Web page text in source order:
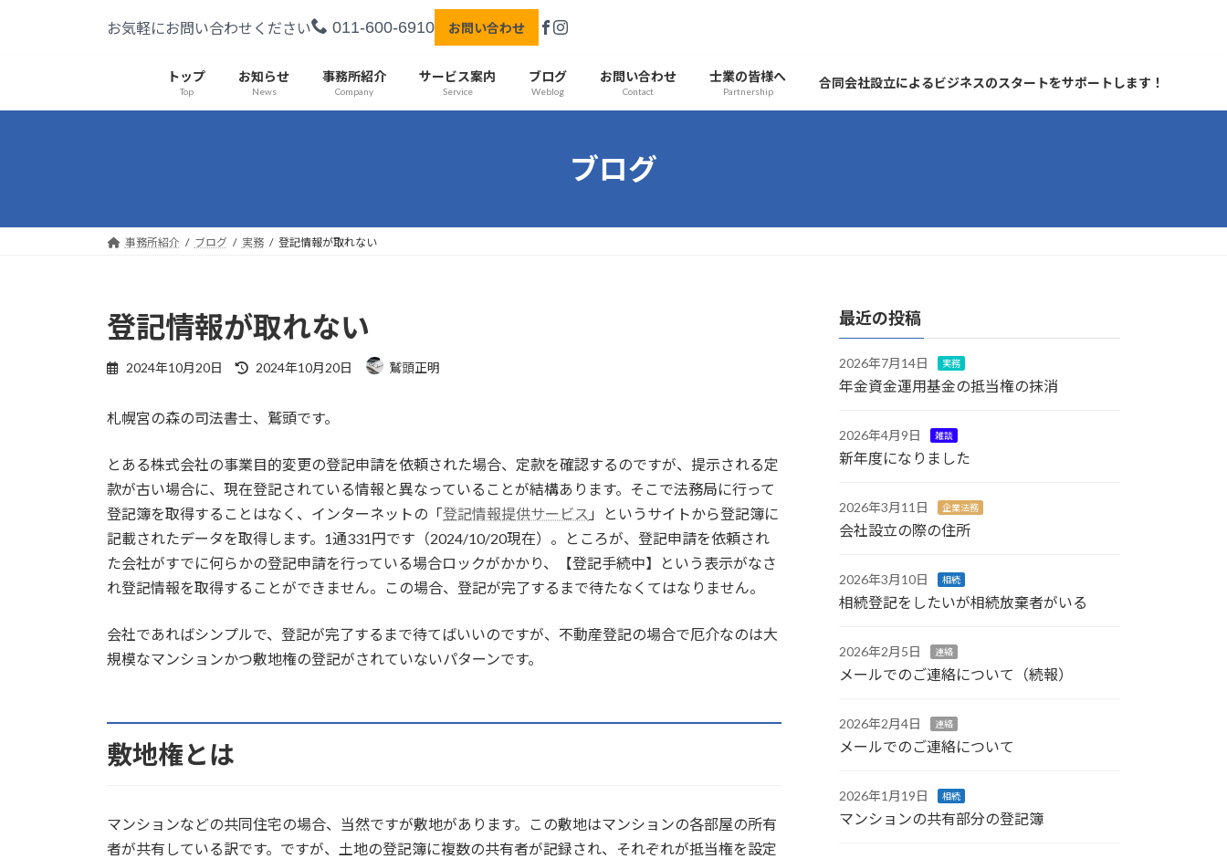
お気軽にお問い合わせください 011-600-6910 お問い合わせ
トップ
Top
お知らせ
News
事務所紹介
Company
サービス案内
Service
ブログ
Weblog
お問い合わせ
Contact
士業の皆様へ
Partnership
合同会社設立によるビジネスのスタートをサポートします！
ブログ
事務所紹介 ブログ 実務 登記情報が取れない
登記情報が取れない
2024年10月20日
最
新
:
2024年10月20日 鷲頭正明
札幌宮の森の司法書士、鷲頭です。
とある株式会社の事業目的変更の登記申請を依頼された場合、定款を確認するのですが、提示される定
款が古い場合に、現在登記されている情報と異なっていることが結構あります。そこで法務局に行って
登記簿を取得することはなく、インターネットの「登記情報提供サービス 」というサイトから登記簿に
記載されたデータを取得します。1通331円です（2024/10/20現在）。ところが、登記申請を依頼され
た会社がすでに何らかの登記申請を行っている場合ロックがかかり、【登記手続中】という表示がなさ
れ登記情報を取得することができません。この場合、登記が完了するまで待たなくてはなりません。
会社であればシンプルで、登記が完了するまで待てばいいのですが、不動産登記の場合で厄介なのは大
規模なマンションかつ敷地権の登記がされていないパターンです。
敷地権とは
マンションなどの共同住宅の場合、当然ですが敷地があります。この敷地はマンションの各部屋の所有
者が共有している訳です。ですが、土地の登記簿に複数の共有者が記録され、それぞれが抵当権を設定
最近の投稿
2026年7月14日 実務
年金資金運用基金の抵当権の抹消
2026年4月9日 雑談
新年度になりました
2026年3月11日 企業法務
会社設立の際の住所
2026年3月10日 相続
相続登記をしたいが相続放棄者がいる
2026年2月5日 連絡
メールでのご連絡について（続報）
2026年2月4日 連絡
メールでのご連絡について
2026年1月19日 相続
マンションの共有部分の登記簿